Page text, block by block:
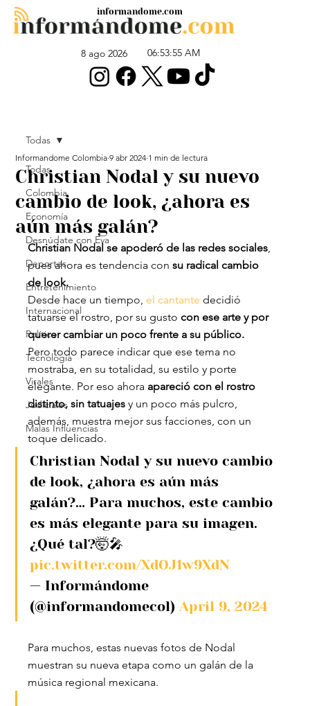
8 ago 2026 06:53:55 AM
informandome.com
Todas
Colombia
Economía
Desnúdate con Eva
Deportes
Entretenimiento
Internacional
Política
Tecnología
Virales
Judiciales
Malas Influencias
Todas
Christian Nodal y su nuevo
cambio de look, ¿ahora es
aún más galán?
Informandome Colombia 9 abr 2024 1 min de lectura
Christian Nodal se apoderó de las redes sociales,
pues ahora es tendencia con su radical cambio
de look.
Desde hace un tiempo, el cantante decidió
tatuarse el rostro, por su gusto con ese arte y por
querer cambiar un poco frente a su público.
Pero todo parece indicar que ese tema no
mostraba, en su totalidad, su estilo y porte
elegante. Por eso ahora apareció con el rostro
distinto, sin tatuajes y un poco más pulcro,
además, muestra mejor sus facciones, con un
toque delicado.
Christian Nodal y su nuevo cambio
de look, ¿ahora es aún más
galán?… Para muchos, este cambio
es más elegante para su imagen.
¿Qué tal?🤯🎤
pic.twitter.com/XdOJ1w9XdN
— Informándome
(@informandomecol) April 9, 2024
Para muchos, estas nuevas fotos de Nodal
muestran su nueva etapa como un galán de la
música regional mexicana.